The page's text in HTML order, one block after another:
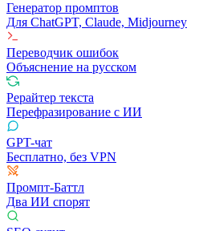
Генератор промптов
Для ChatGPT, Claude, Midjourney
Переводчик ошибок
Объяснение на русском
Рерайтер текста
Перефразирование с ИИ
GPT-чат
Бесплатно, без VPN
Промпт-Баттл
Два ИИ спорят